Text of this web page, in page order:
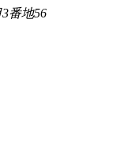
番地56